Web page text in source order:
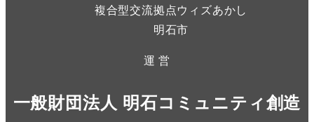
複合型交流拠点ウィズあかし
明石市
運 営
一般財団法人 明石コミュニティ創造